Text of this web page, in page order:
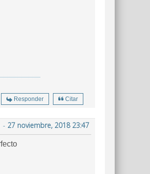
Responder Citar
27 noviembre, 2018 23:47